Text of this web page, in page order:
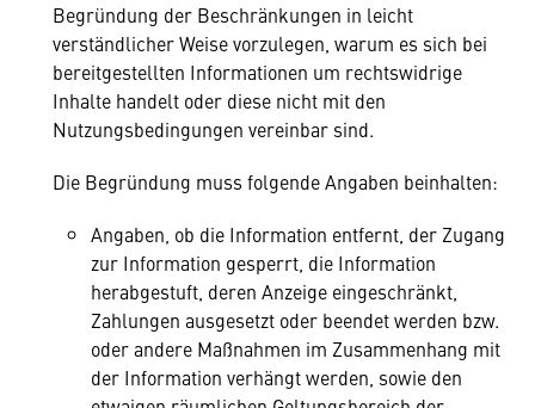
Begründung der Beschränkungen in leicht
verständlicher Weise vorzulegen, warum es sich bei
bereitgestellten Informationen um rechtswidrige
Inhalte handelt oder diese nicht mit den
Nutzungsbedingungen vereinbar sind.
Die Begründung muss folgende Angaben beinhalten:
Angaben, ob die Information entfernt, der Zugang
zur Information gesperrt, die Information
herabgestuft, deren Anzeige eingeschränkt,
Zahlungen ausgesetzt oder beendet werden bzw.
oder andere Maßnahmen im Zusammenhang mit
der Information verhängt werden, sowie den